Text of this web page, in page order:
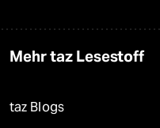
Mehr taz Lesestoff
taz Blogs